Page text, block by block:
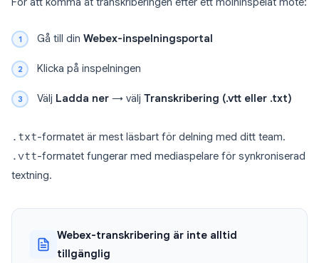
Gå till din Webex-inspelningsportal
Klicka på inspelningen
Välj Ladda ner → välj Transkribering (.vtt eller .txt)
.txt-formatet är mest läsbart för delning med ditt team.
.vtt-formatet fungerar med mediaspelare för synkroniserad
textning.
Webex-transkribering är inte alltid
tillgänglig